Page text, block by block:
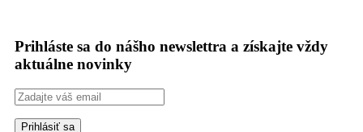
Prihláste sa do nášho newslettra a získajte vždy
aktuálne novinky